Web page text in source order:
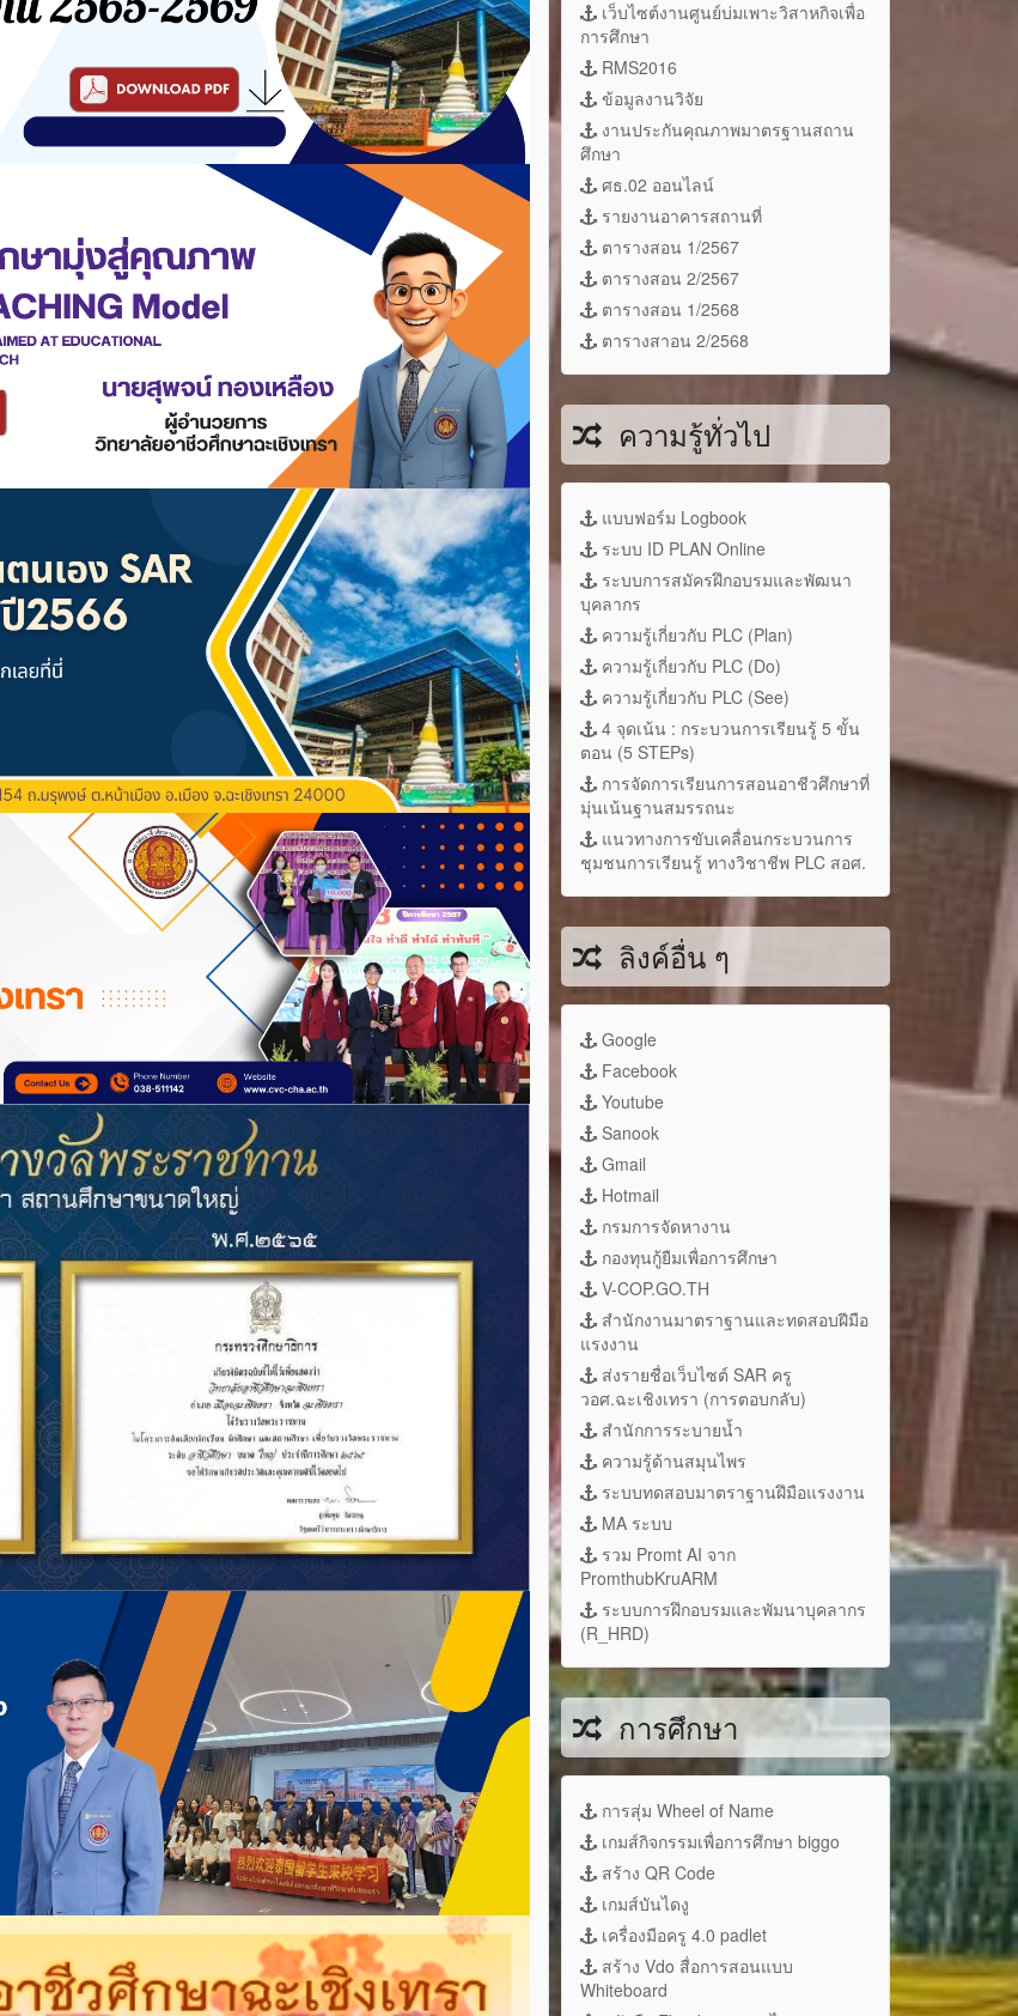
เว็บไซต์งานศูนย์บ่มเพาะวิสาหกิจเพื่อ
การศึกษา
RMS2016
ข้อมูลงานวิจัย
งานประกันคุณภาพมาตรฐานสถาน
ศึกษา
ศธ.02 ออนไลน์
รายงานอาคารสถานที่
ตารางสอน 1/2567
ตารางสอน 2/2567
ตารางสอน 1/2568
ตารางสาอน 2/2568
ความรู้ทั่วไป
แบบฟอร์ม Logbook
ระบบ ID PLAN Online
ระบบการสมัครฝึกอบรมและพัฒนา
บุคลากร
ความรู้เกี่ยวกับ PLC (Plan)
ความรู้เกี่ยวกับ PLC (Do)
ความรู้เกี่ยวกับ PLC (See)
4 จุดเน้น : กระบวนการเรียนรู้ 5 ขั้น
ตอน (5 STEPs)
การจัดการเรียนการสอนอาชีวศึกษาที่
มุ่นเน้นฐานสมรรถนะ
แนวทางการขับเคลื่อนกระบวนการ
ชุมชนการเรียนรู้ ทางวิชาชีพ PLC สอศ.
ลิงค์อื่น ๆ
Google
Facebook
Youtube
Sanook
Gmail
Hotmail
กรมการจัดหางาน
กองทุนกู้ยืมเพื่อการศึกษา
V-COP.GO.TH
สำนักงานมาตราฐานและทดสอบฝีมือ
แรงงาน
ส่งรายชื่อเว็บไซต์ SAR ครู
วอศ.ฉะเชิงเทรา (การตอบกลับ)
สำนักการระบายน้ำ
ความรู้ด้านสมุนไพร
ระบบทดสอบมาตราฐานฝึมือแรงงาน
MA ระบบ
รวม Promt AI จาก
PromthubKruARM
ระบบการฝึกอบรมและพัมนาบุคลากร
(R_HRD)
การศึกษา
การสุ่ม Wheel of Name
เกมส์กิจกรรมเพื่อการศึกษา biggo
สร้าง QR Code
เกมส์บันไดงู
เครื่องมือครู 4.0 padlet
สร้าง Vdo สื่อการสอนแบบ
Whiteboard